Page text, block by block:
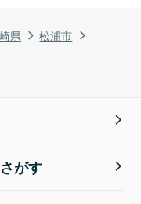
県
松浦市
がす